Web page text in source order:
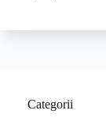
Categorii